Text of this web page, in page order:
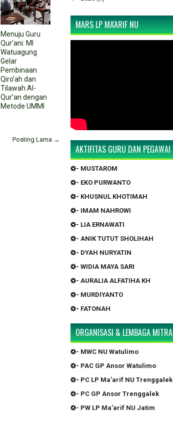
Menuju Guru
Qur’ani: MI
Watuagung
Gelar
Pembinaan
Qiro’ah dan
Tilawah Al-
Qur’an dengan
Metode UMMI
Posting Lama →
MARS LP MA'ARIF NU
AKTIFITAS GURU DAN PEGAWAI
- MUSTAROM
- EKO PURWANTO
- KHUSNUL KHOTIMAH
- IMAM NAHROWI
- LIA ERNAWATI
- ANIK TUTUT SHOLIHAH
- DYAH NURYATIN
- WIDIA MAYA SARI
- AURALIA ALFATIHA KH
- MURDIYANTO
- FATONAH
ORGANISASI & LEMBAGA MITRA
- MWC NU Watulimo
- PAC GP Ansor Watulimo
- PC LP Ma'arif NU Trenggalek
- PC GP Ansor Trenggalek
- PW LP Ma'arif NU Jatim